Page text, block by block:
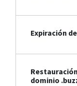
Expiración
dominio